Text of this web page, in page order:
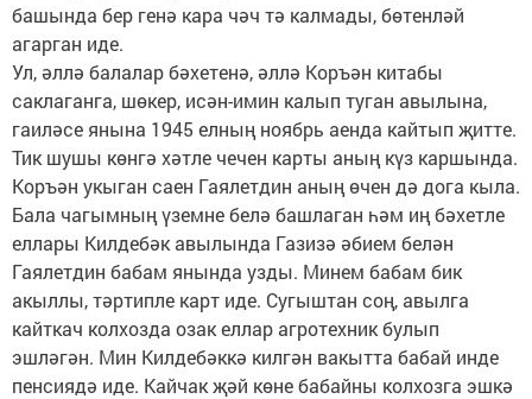
башында бер генә кара чәч тә калмады, бөтенләй
агарган иде.
Ул, әллә балалар бәхетенә, әллә Коръән китабы
саклаганга, шөкер, исән-имин калып туган авылына,
гаиләсе янына 1945 елның ноябрь аенда кайтып җитте.
Тик шушы көнгә хәтле чечен карты аның күз каршында.
Коръән укыган саен Гаялетдин аның өчен дә дога кыла.
Бала чагымның үземне белә башлаган һәм иң бәхетле
еллары Килдебәк авылында Газизә әбием белән
Гаялетдин бабам янында узды. Минем бабам бик
акыллы, тәртипле карт иде. Сугыштан соң, авылга
кайткач колхозда озак еллар агротехник булып
эшләгән. Мин Килдебәккә килгән вакытта бабай инде
пенсиядә иде. Кайчак җәй көне бабайны колхозга эшкә